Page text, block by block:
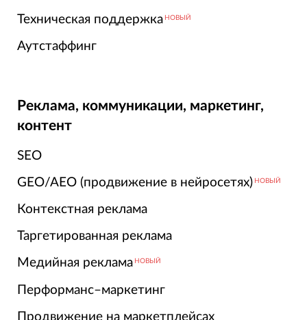
Техническая поддержка НОВЫЙ
Аутстаффинг
Реклама, коммуникации, маркетинг,
контент
SEO
GEO/AEO (продвижение в нейросетях) НОВЫЙ
Контекстная реклама
Таргетированная реклама
Медийная реклама НОВЫЙ
Перформанс–маркетинг
Продвижение на маркетплейсах